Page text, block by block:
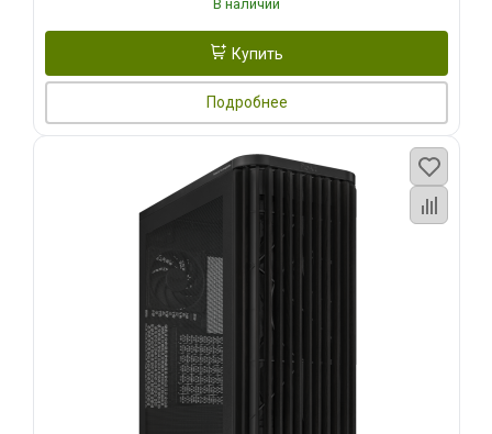
В наличии
Купить
Подробнее